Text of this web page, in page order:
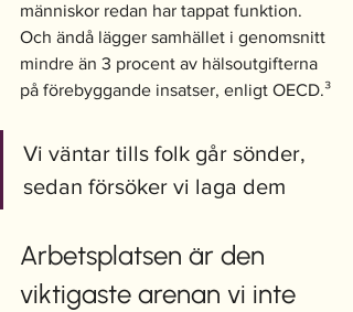
människor redan har tappat funktion.
Och ändå lägger samhället i genomsnitt
mindre än 3 procent av hälsoutgifterna
på förebyggande insatser, enligt OECD.³
Vi väntar tills folk går sönder,
sedan försöker vi laga dem
Arbetsplatsen är den
viktigaste arenan vi inte